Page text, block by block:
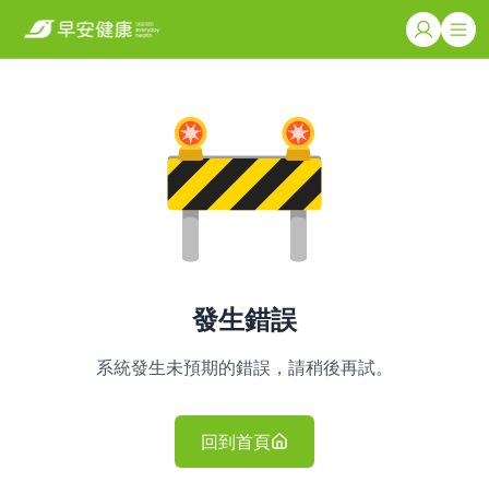
發生錯誤
系統發生未預期的錯誤，請稍後再試。
回到首頁